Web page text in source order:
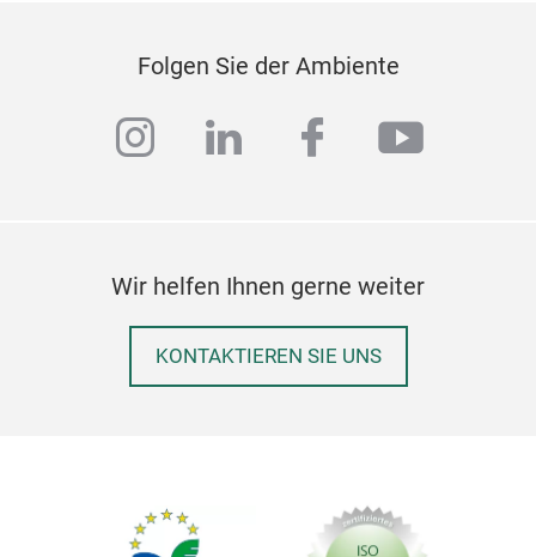
Folgen Sie der Ambiente
instagram
linkedinfacebook
Wir helfen Ihnen gerne weiter
KONTAKTIEREN SIE UNS